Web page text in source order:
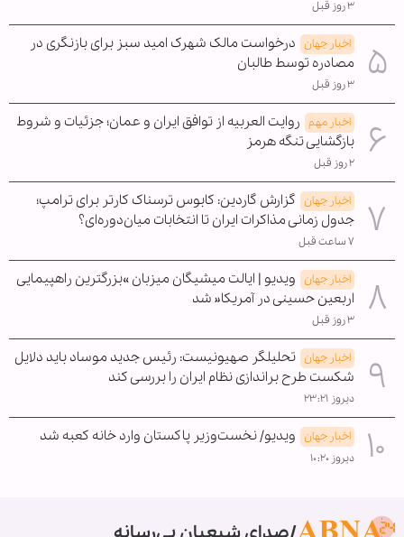
۳ روز قبل
اخبار جهان درخواست مالک شهرک امید سبز برای بازنگری در
مصادره توسط طالبان
۳ روز قبل
اخبار مهم روایت العربیه از توافق ایران و عمان؛ جزئیات و شروط
بازگشایی تنگه هرمز
۲ روز قبل
اخبار جهان گزارش گاردین: کابوس ترسناک کارتر برای ترامپ؛
جدول زمانی مذاکرات ایران تا انتخابات میان‌دوره‌ای؟
۷ ساعت قبل
اخبار جهان ویدیو | ایالت میشیگان میزبان »بزرگترین راهپیمایی
اربعین حسینی در آمریکا« شد
۳ روز قبل
اخبار جهان تحلیلگر صهیونیست: رئیس جدید موساد باید دلایل
شکست طرح براندازی نظام ایران را بررسی کند
دیروز ۲۳:۲۱
اخبار جهان ویدیو/ نخست‌وزیر پاکستان وارد خانه کعبه شد
دیروز ۱۰:۲۰